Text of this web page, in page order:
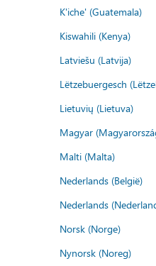
K'iche' (Guatemala)
Kiswahili (Kenya)
Latviešu (Latvija)
Lëtzebuergesch
Lietuvių (Lietuva)
Magyar
Malti (Malta)
Nederlands (België)
Nederlands
Norsk (Norge)
Nynorsk (Noreg)